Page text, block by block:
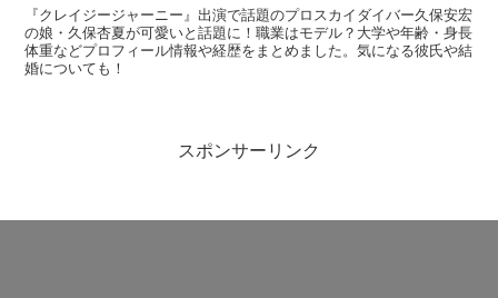
『クレイジージャーニー』出演で話題のプロスカイダイバー久保安宏
の娘・久保杏夏が可愛いと話題に！職業はモデル？大学や年齢・身長
体重などプロフィール情報や経歴をまとめました。気になる彼氏や結
婚についても！
スポンサーリンク